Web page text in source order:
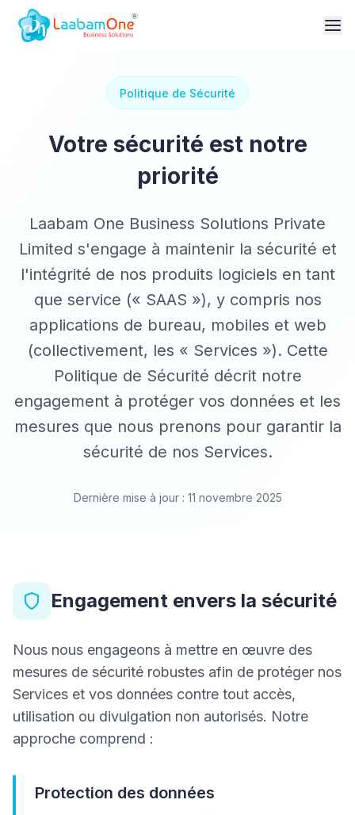
Politique de Sécurité
Votre sécurité est notre
priorité
Laabam One Business Solutions Private
Limited s'engage à maintenir la sécurité et
l'intégrité de nos produits logiciels en tant
que service (« SAAS »), y compris nos
applications de bureau, mobiles et web
(collectivement, les « Services »). Cette
Politique de Sécurité décrit notre
engagement à protéger vos données et les
mesures que nous prenons pour garantir la
sécurité de nos Services.
Dernière mise à jour : 11 novembre 2025
Engagement envers la sécurité
Nous nous engageons à mettre en œuvre des
mesures de sécurité robustes afin de protéger nos
Services et vos données contre tout accès,
utilisation ou divulgation non autorisés. Notre
approche comprend :
Protection des données